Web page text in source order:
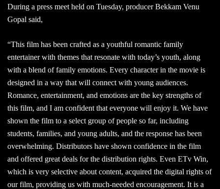
During a press meet held on Tuesday, producer Bekkam Venu
Gopal said,
“This film has been crafted as a youthful romantic family
entertainer with themes that resonate with today’s youth, along
with a blend of family emotions. Every character in the movie is
designed in a way that will connect with young audiences.
Romance, entertainment, and emotions are the key strengths of
this film, and I am confident that everyone will enjoy it. We have
shown the film to a select group of people so far, including
students, families, and young adults, and the response has been
overwhelming. Distributors have shown confidence in the film
and offered great deals for the distribution rights. Even ETv Win,
which is very selective about content, acquired the digital rights of
our film, providing us with much-needed encouragement. It is a